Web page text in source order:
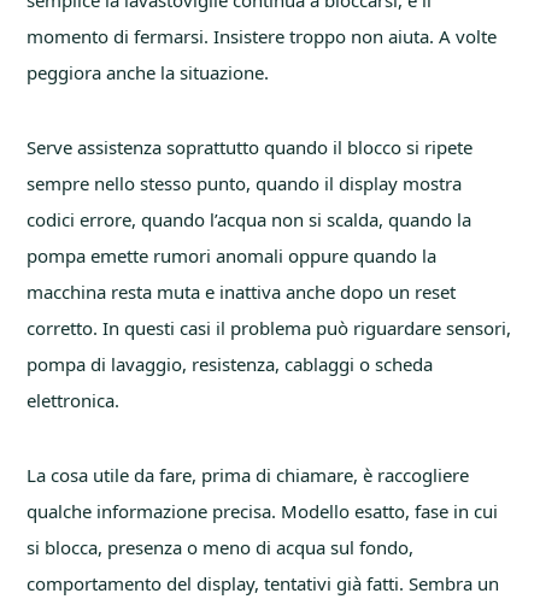
momento di fermarsi. Insistere troppo non aiuta. A volte
peggiora anche la situazione.
Serve assistenza soprattutto quando il blocco si ripete
sempre nello stesso punto, quando il display mostra
codici errore, quando l’acqua non si scalda, quando la
pompa emette rumori anomali oppure quando la
macchina resta muta e inattiva anche dopo un reset
corretto. In questi casi il problema può riguardare sensori,
pompa di lavaggio, resistenza, cablaggi o scheda
elettronica.
La cosa utile da fare, prima di chiamare, è raccogliere
qualche informazione precisa. Modello esatto, fase in cui
si blocca, presenza o meno di acqua sul fondo,
comportamento del display, tentativi già fatti. Sembra un